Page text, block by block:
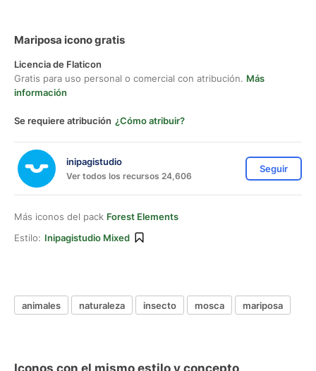
Mariposa icono gratis
Licencia de Flaticon
Gratis para uso personal o comercial con atribución. Más
información
Se requiere atribución ¿Cómo atribuir?
inipagistudio
Ver todos los recursos 24,606
Seguir
Más iconos del pack Forest Elements
Estilo: Inipagistudio Mixed
animales naturaleza insecto mosca mariposa
Iconos con el mismo estilo y concepto